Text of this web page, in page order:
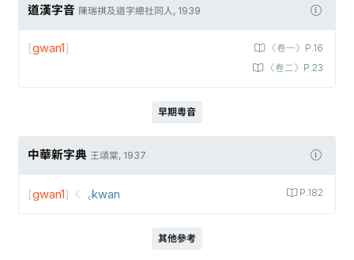
道漢字音 陳瑞祺及道字總社同人, 1939
〈卷一〉P.16
〈卷二〉P.23
[gwan1]
早期粵音
中華新字典 王頌棠, 1937
P.182
[gwan1] ꜀kwan
其他參考